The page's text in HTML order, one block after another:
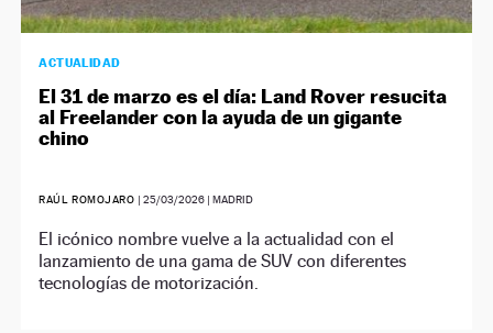
ACTUALIDAD
El 31 de marzo es el día: Land Rover resucita
al Freelander con la ayuda de un gigante
chino
RAÚL ROMOJARO |25/03/2026 | MADRID
El icónico nombre vuelve a la actualidad con el
lanzamiento de una gama de SUV con diferentes
tecnologías de motorización.